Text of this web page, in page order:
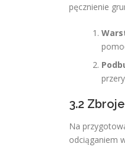
pęcznienie
3.2
Na
odciąganiem